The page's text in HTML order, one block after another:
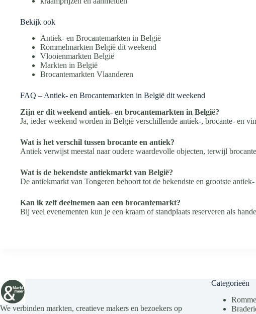
Bekijk ook
Antiek- en Brocantemarkten in België
Rommelmarkten België dit weekend
Vlooienmarkten België
Markten in België
Brocantemarkten Vlaanderen
FAQ – Antiek- en Brocantemarkten in België dit weekend
Zijn er dit weekend antiek- en brocantemarkten in België?
Ja, ieder weekend worden in België verschillende antiek-, brocante- en
Wat is het verschil tussen brocante en antiek?
Antiek verwijst meestal naar oudere waardevolle objecten, terwijl
Wat is de bekendste antiekmarkt van België?
De antiekmarkt van Tongeren behoort tot de bekendste en grootste
Kan ik zelf deelnemen aan een brocantemarkt?
Bij veel evenementen kun je een kraam of standplaats reserveren als
We verbinden markten, creatieve makers en bezoekers op
Categorieën